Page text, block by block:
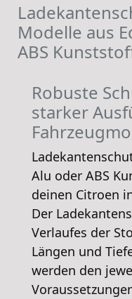
Modelle aus
ABS
Robuste
starker
Alu oder ABS
deinen Citroen
Der
Verlaufes der
Längen und
werden den